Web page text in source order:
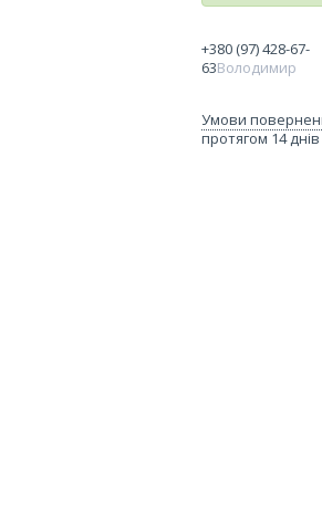
+380 (97) 428-67-
63Володимир
протягом 14 днів